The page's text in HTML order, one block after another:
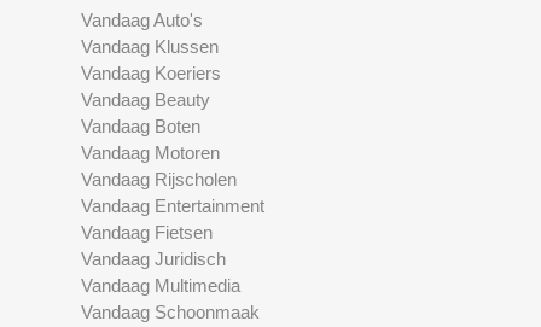
Vandaag Auto's
Vandaag Klussen
Vandaag Koeriers
Vandaag Beauty
Vandaag Boten
Vandaag Motoren
Vandaag Rijscholen
Vandaag Entertainment
Vandaag Fietsen
Vandaag Juridisch
Vandaag Multimedia
Vandaag Schoonmaak